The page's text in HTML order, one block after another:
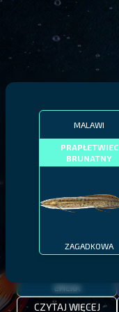
MALAWI
PRAPŁETWIEC
BRUNATNY
ZAGADKOWA
MALAWI
PYSZCZAK ZACHODNI
EPICKA
CZYTAJ WIĘCEJ